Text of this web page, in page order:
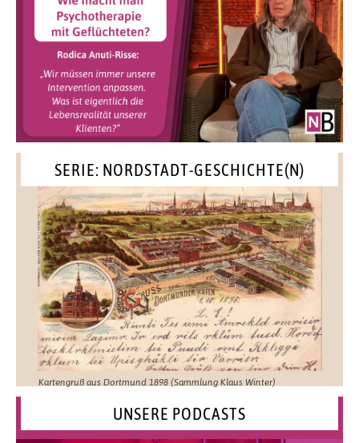
SERIE: NORDSTADT-GESCHICHTE(N)
Kartengruß aus Dortmund 1898 (Sammlung Klaus Winter)
UNSERE PODCASTS